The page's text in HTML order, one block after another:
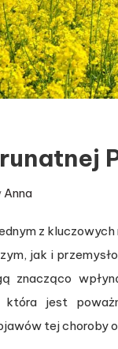
Anna
z
jak i
znacząco
która jest
tej choroby